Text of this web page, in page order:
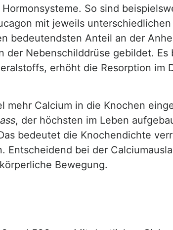
So sind
mit jeweils
bedeutendsten Anteil an der
der Nebenschilddrüse gebildet.
erhöht die Resorption im
mehr Calcium in die Knochen
, der höchsten im Leben
bedeutet die Knochendichte
bei der
Bewegung.